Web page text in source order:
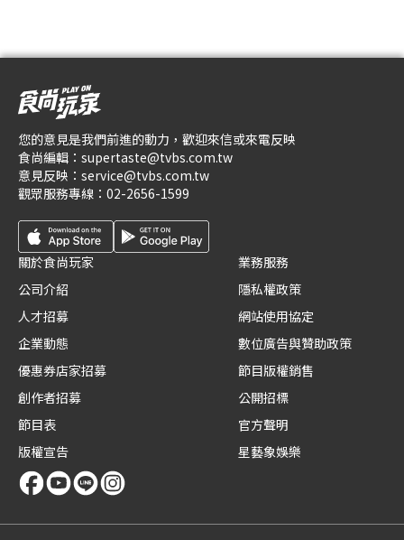
您的意見是我們前進的動力，歡迎來信或來電反映
食尚編輯： supertaste@tvbs.com.tw
意見反映： service@tvbs.com.tw
觀眾服務專線： 02-2656-1599
關於食尚玩家
公司介紹
人才招募
企業動態
優惠券店家招募
創作者招募
節目表
版權宣告
業務服務
隱私權政策
網站使用協定
數位廣告與贊助政策
節目版權銷售
公開招標
官方聲明
星藝象娛樂